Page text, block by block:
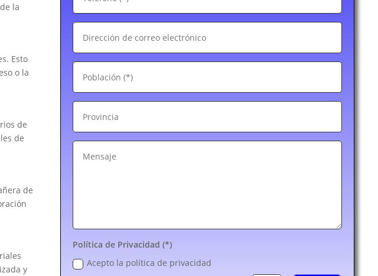
la
Esto
o la
de
de
de
y
Política de Privacidad (*)
Acepto la política de privacidad